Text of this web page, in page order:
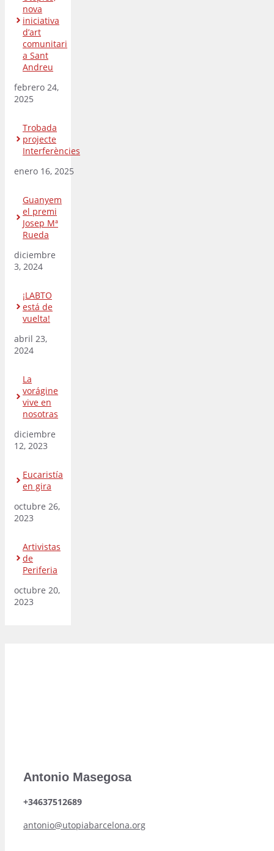
nova
iniciativa
d’art
comunitari
a Sant
Andreu
febrero 24,
2025
Trobada
projecte
Interferències
enero 16, 2025
Guanyem
el premi
Josep Mª
Rueda
diciembre
3, 2024
¡LABTO
está de
vuelta!
abril 23,
2024
La
vorágine
vive en
nosotras
diciembre
12, 2023
Eucaristía
en gira
octubre 26,
2023
Artivistas
de
Periferia
octubre 20,
2023
Antonio Masegosa
+34637512689
antonio@utopiabarcelona.org